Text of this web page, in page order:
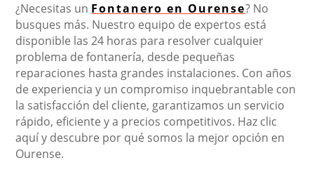
¿Necesitas un Fontanero en Ourense? No
busques más. Nuestro equipo de expertos está
disponible las 24 horas para resolver cualquier
problema de fontanería, desde pequeñas
reparaciones hasta grandes instalaciones. Con años
de experiencia y un compromiso inquebrantable con
la satisfacción del cliente, garantizamos un servicio
rápido, eficiente y a precios competitivos. Haz clic
aquí y descubre por qué somos la mejor opción en
Ourense.